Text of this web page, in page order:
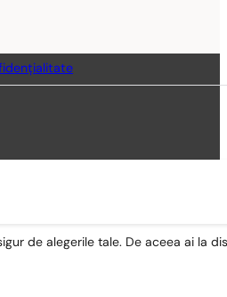
de alegerile tale. De aceea ai la